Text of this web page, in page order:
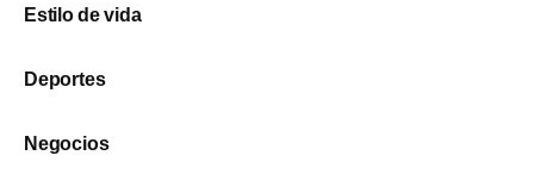
Estilo de vida
Deportes
Negocios